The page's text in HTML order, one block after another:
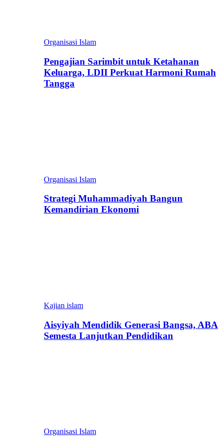
Organisasi Islam
Pengajian Sarimbit untuk Ketahanan
Keluarga, LDII Perkuat Harmoni Rumah
Tangga
Organisasi Islam
Strategi Muhammadiyah Bangun
Kemandirian Ekonomi
Kajian islam
Aisyiyah Mendidik Generasi Bangsa, ABA
Semesta Lanjutkan Pendidikan
Organisasi Islam